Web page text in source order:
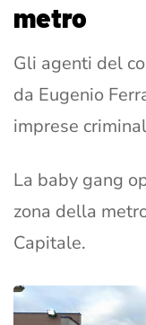
metro
Gli agenti del
da Eugenio
imprese
La baby gang
zona della
Capitale.